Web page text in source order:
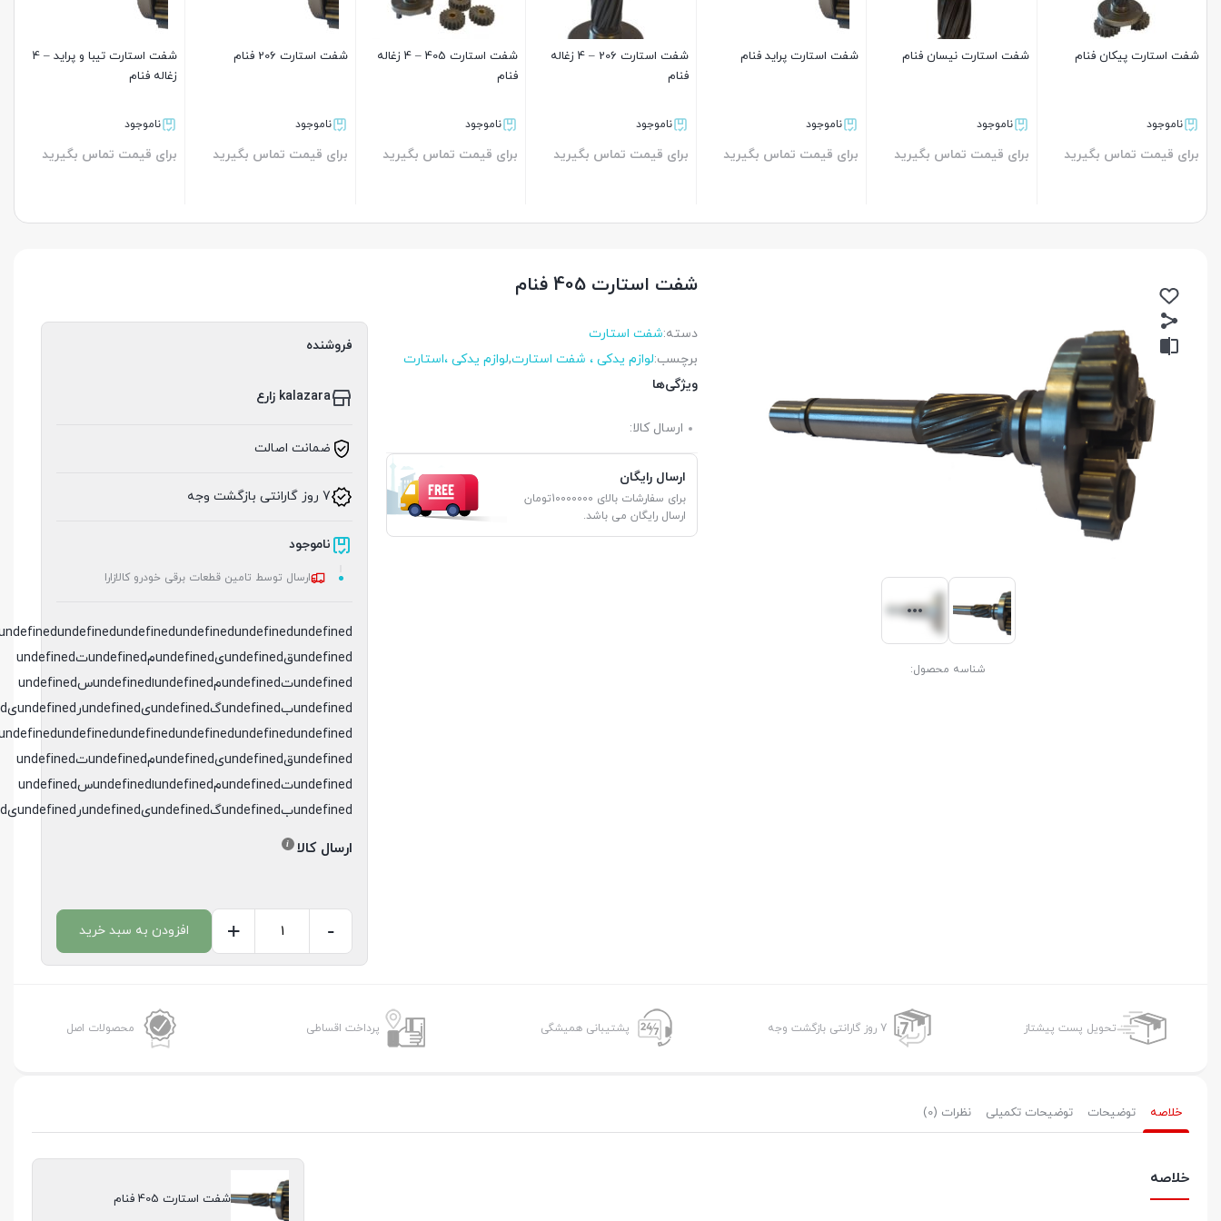
شفت استارت پیکان فنام
ناموجود
برای قیمت تماس بگیرید
بستن
شفت استارت نیسان فنام
ناموجود
برای قیمت تماس بگیرید
بستن
شفت استارت پراید فنام
ناموجود
برای قیمت تماس بگیرید
بستن
شفت استارت 206 – 4 زغاله
فنام
ناموجود
برای قیمت تماس بگیرید
بستن
شفت استارت 405 – 4 زغاله
فنام
ناموجود
برای قیمت تماس بگیرید
بستن
شفت استارت 206 فنام
ناموجود
برای قیمت تماس بگیرید
بستن
شفت استارت تیبا و پراید – 4
زغاله فنام
ناموجود
برای قیمت تماس بگیرید
بستن
شناسه محصول:
شفت استارت 405 فنام
دسته:شفت استارت
برچسب:لوازم یدکی ، شفت استارت,لوازم یدکی ،استارت
ویژگی‌ها
ارسال کالا:
ارسال رایگان
برای سفارشات بالای 10000000تومان
ارسال رایگان می باشد.
فروشنده
kalazara زارع
ضمانت اصالت
7 روز گارانتی بازگشت وجه
ناموجود
ارسال توسط تامین قطعات برقی خودرو کالازارا
undefinedundefinedundefinedundefined
undefinedقundefinedیundefinedمundefinedتundefined
undefinedتundefinedمundefinedاundefinedسundefined
undefinedبundefinedگundefinedیundefinedرundefinedیundefinedدundefined
undefinedundefinedundefinedundefined
undefinedقundefinedیundefinedمundefinedتundefined
undefinedتundefinedمundefinedاundefinedسundefined
undefinedبundefinedگundefinedیundefinedرundefinedیundefinedدundefined
ارسال کالا
استارت
-
+ افزودن به سبد خرید
تحویل پست پیشتاز 7 روز گارانتی بازگشت وجه پشتیبانی همیشگی پرداخت اقساطی محصولات اصل
خلاصه توضیحات توضیحات تکمیلی نظرات (0)
خلاصه
شفت استارت 405 فنام